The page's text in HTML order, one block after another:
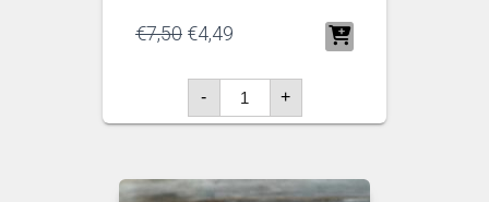
€7,50 €4,49
-
Sambla-
eemaldi
Puhas
Katus,
2024.05
kogus
+